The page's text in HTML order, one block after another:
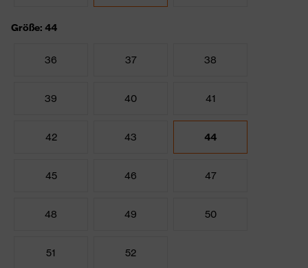
Größe: 44
36 37 38
39 40 41
42 43 44
45 46 47
48 49 50
51 52